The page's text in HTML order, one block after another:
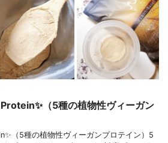
（5種の植物性ヴィーガン
（5種の植物性ヴィーガンプロテイン）5